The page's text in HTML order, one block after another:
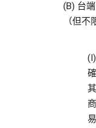
(B) 台
（但